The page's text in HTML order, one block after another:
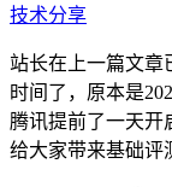
技术分享
站长在上一篇文章
时间了，原本是
腾讯提前了一天开
给大家带来基础评